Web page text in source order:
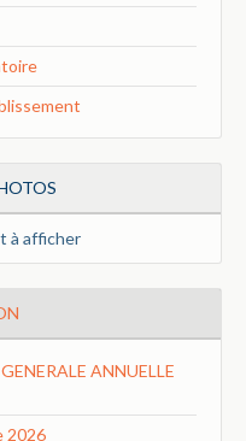
à afficher
ANNUELLE
2026